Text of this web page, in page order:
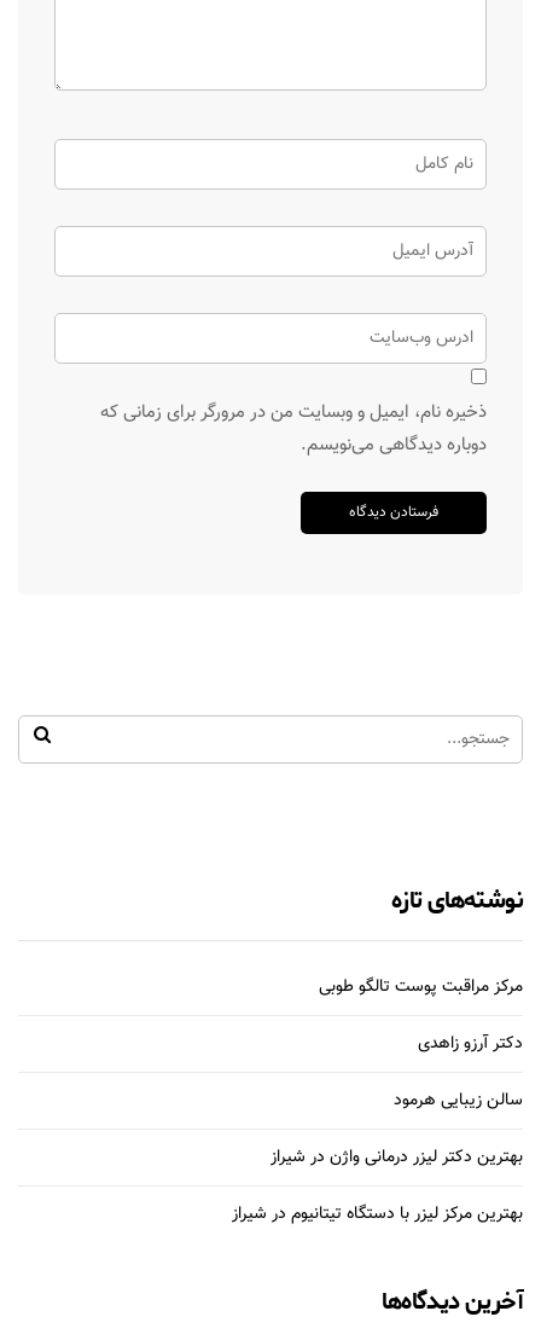
ذخیره نام، ایمیل و وبسایت من در مرورگر برای زمانی که
دوباره دیدگاهی می‌نویسم.
نوشته‌های تازه
مرکز مراقبت پوست تالگو طوبی
دکتر آرزو زاهدی
سالن زیبایی هرمود
بهترین دکتر لیزر درمانی واژن در شیراز
بهترین مرکز لیزر با دستگاه تیتانیوم در شیراز
آخرین دیدگاه‌ها